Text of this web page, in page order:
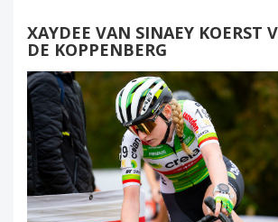
XAYDEE VAN SINAEY KOERST
DE KOPPENBERG